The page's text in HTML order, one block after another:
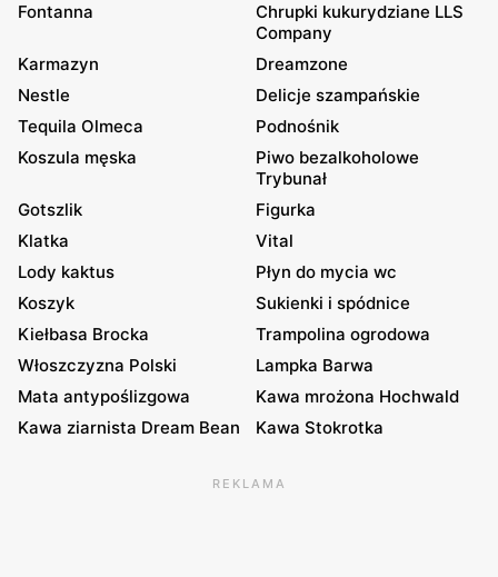
Fontanna
Chrupki kukurydziane LLS
Company
Karmazyn
Dreamzone
Nestle
Delicje szampańskie
Tequila Olmeca
Podnośnik
Koszula męska
Piwo bezalkoholowe
Trybunał
Gotszlik
Figurka
Klatka
Vital
Lody kaktus
Płyn do mycia wc
Koszyk
Sukienki i spódnice
Kiełbasa Brocka
Trampolina ogrodowa
Włoszczyzna Polski
Lampka Barwa
Mata antypoślizgowa
Kawa mrożona Hochwald
Kawa ziarnista Dream Bean
Kawa Stokrotka
REKLAMA